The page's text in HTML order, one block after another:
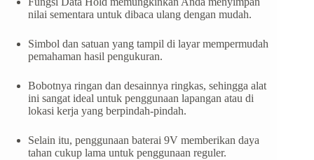
nilai sementara untuk dibaca ulang dengan mudah.
Simbol dan satuan yang tampil di layar mempermudah
pemahaman hasil pengukuran.
Bobotnya ringan dan desainnya ringkas, sehingga alat
ini sangat ideal untuk penggunaan lapangan atau di
lokasi kerja yang berpindah-pindah.
Selain itu, penggunaan baterai 9V memberikan daya
tahan cukup lama untuk penggunaan reguler.